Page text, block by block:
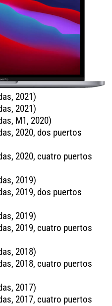
2021)
2021)
M1, 2020)
2020, dos puertos
2020, cuatro puertos
2019)
2019, dos puertos
2019)
2019, cuatro puertos
2018)
2018, cuatro puertos
2017)
2017, cuatro puertos